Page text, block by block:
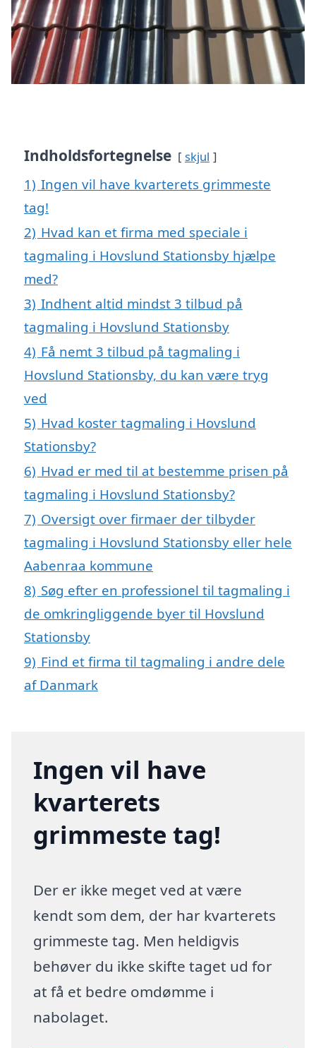
Indholdsfortegnelse skjul
1) Ingen vil have kvarterets grimmeste
tag!
2) Hvad kan et firma med speciale i
tagmaling i Hovslund Stationsby hjælpe
med?
3) Indhent altid mindst 3 tilbud på
tagmaling i Hovslund Stationsby
4) Få nemt 3 tilbud på tagmaling i
Hovslund Stationsby, du kan være tryg
ved
5) Hvad koster tagmaling i Hovslund
Stationsby?
6) Hvad er med til at bestemme prisen på
tagmaling i Hovslund Stationsby?
7) Oversigt over firmaer der tilbyder
tagmaling i Hovslund Stationsby eller hele
Aabenraa kommune
8) Søg efter en professionel til tagmaling i
de omkringliggende byer til Hovslund
Stationsby
9) Find et firma til tagmaling i andre dele
af Danmark
Ingen vil have
kvarterets
grimmeste tag!
Der er ikke meget ved at være
kendt som dem, der har kvarterets
grimmeste tag. Men heldigvis
behøver du ikke skifte taget ud for
at få et bedre omdømme i
nabolaget.